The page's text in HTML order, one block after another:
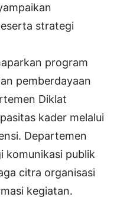
strategi
program
pemberdayaan
Diklat
kader melalui
Departemen
komunikasi publik
citra organisasi
kegiatan.